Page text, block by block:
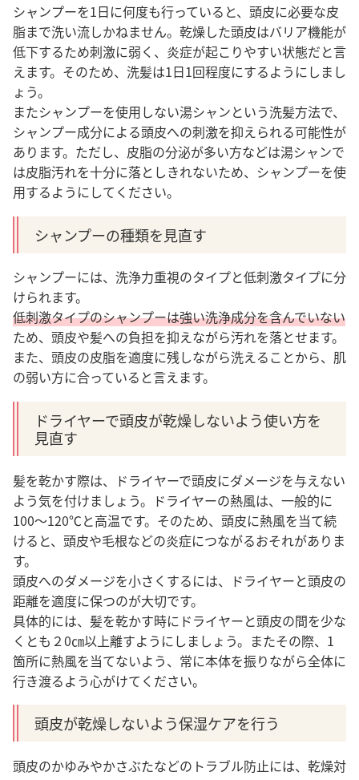
シャンプーを1日に何度も行っていると、頭皮に必要な皮
脂まで洗い流しかねません。乾燥した頭皮はバリア機能が
低下するため刺激に弱く、炎症が起こりやすい状態だと言
えます。 そのため、洗髪は1日1回程度にするようにしまし
ょう。
またシャンプーを使用しない湯シャンという洗髪方法で、
シャンプー成分による頭皮への刺激を抑えられる可能性が
あります。 ただし、皮脂の分泌が多い方などは湯シャンで
は皮脂汚れを十分に落としきれないため、シャンプーを使
用するようにしてください。
シャンプーの種類を見直す
シャンプーには、洗浄力重視のタイプと低刺激タイプに分
けられます。
低刺激タイプのシャンプーは強い洗浄成分を含んでいない
ため、頭皮や髪への負担を抑えながら汚れを落とせます。
また、頭皮の皮脂を適度に残しながら洗えることから、肌
の弱い方に合っていると言えます。
ドライヤーで頭皮が乾燥しないよう使い方を
見直す
髪を乾かす際は、ドライヤーで頭皮にダメージを与えない
よう気を付けましょう。ドライヤーの熱風は、一般的に
100～120℃と高温です。そのため、頭皮に熱風を当て続
けると、頭皮や毛根などの炎症につながるおそれがありま
す。
頭皮へのダメージを小さくするには、ドライヤーと頭皮の
距離を適度に保つのが大切です。
具体的には、髪を乾かす時にドライヤーと頭皮の間を少な
くとも２0㎝以上離すようにしましょう。またその際、1
箇所に熱風を当てないよう、常に本体を振りながら全体に
行き渡るよう心がけてください。
頭皮が乾燥しないよう保湿ケアを行う
頭皮のかゆみやかさぶたなどのトラブル防止には、乾燥対